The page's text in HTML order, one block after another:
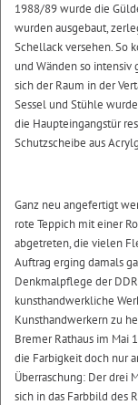
1988/89 wurde die
wurden ausgebaut,
Schellack versehen. So
und Wänden so
sich der Raum in der
Sessel und Stühle
die Haupteingangstür
Schutzscheibe aus
Ganz neu angefertigt
rote Teppich mit einer
abgetreten, die vielen
Auftrag erging damals
Denkmalpflege der
kunsthandwerkliche
Kunsthandwerkern zu
Bremer Rathaus im Mai
die Farbigkeit doch nur
Überraschung: Der drei
sich in das Farbbild des